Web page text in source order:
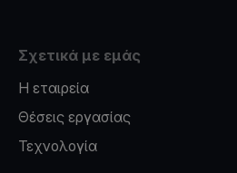
Σχετικά με εμάς
Η εταιρεία
Θέσεις εργασίας
Τεχνολογία